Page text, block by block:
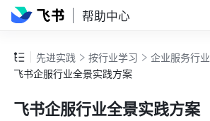
帮助中心
先进实践 按行业学习
企业服务行业
飞书企服行业全景实践方案
飞书企服行业全景实践方案